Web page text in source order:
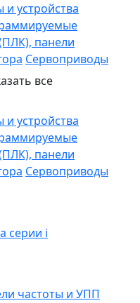
устройства
панели
Сервоприводы
все
устройства
панели
Сервоприводы
серии i
частоты и УПП